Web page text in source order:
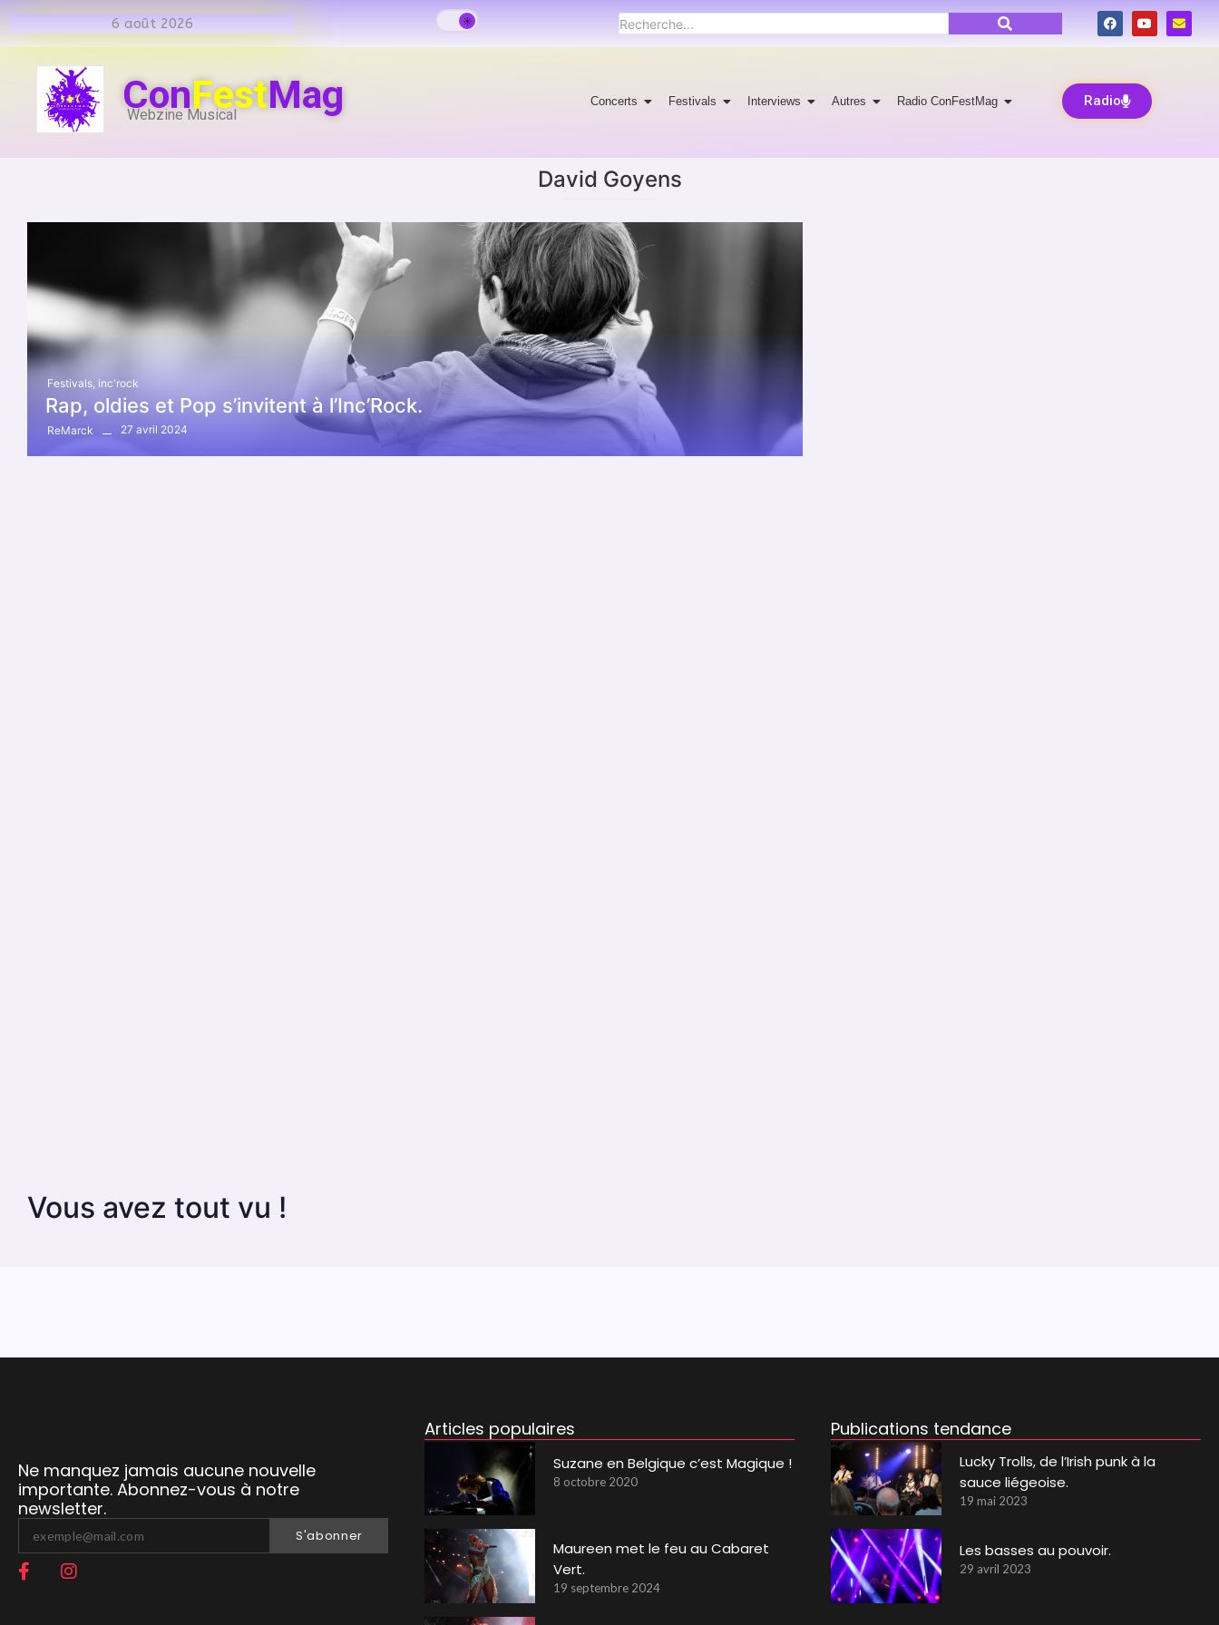
6 août 2026
ConFestMag
Webzine Musical
Concerts Festivals Interviews Autres Radio ConFestMag Radio
David Goyens
Festivals inc'rock
Rap, oldies et Pop s’invitent à l’Inc’Rock.
ReMarck 27 avril 2024
Vous avez tout vu !
Ne manquez jamais aucune nouvelle
importante. Abonnez-vous à notre
newsletter.
S'abonner
Articles populaires
Suzane en Belgique c’est Magique !
8 octobre 2020
Maureen met le feu au Cabaret
Vert.
19 septembre 2024
Publications tendance
Lucky Trolls, de l’Irish punk à la
sauce liégeoise.
19 mai 2023
Les basses au pouvoir.
29 avril 2023